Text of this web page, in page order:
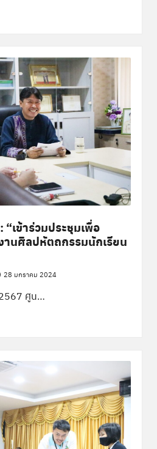
เข้าร่วมประชุมเพื่อ
านศิลปหัตถกรรมนักเรียน
28 มกราคม 2024
ศูน…